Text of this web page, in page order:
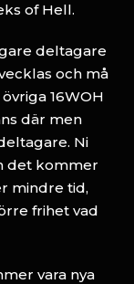
of Hell.
deltagare
och må
16WOH
där men
Ni
det kommer
mindre tid,
frihet vad
vara nya